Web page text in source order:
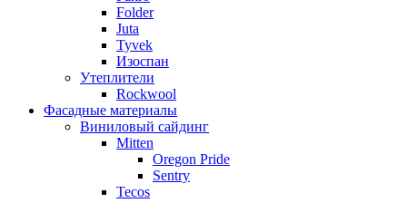
Folder
Juta
Tyvek
Изоспан
Утеплители
Rockwool
Фасадные материалы
Виниловый сайдинг
Mitten
Oregon Pride
Sentry
Tecos